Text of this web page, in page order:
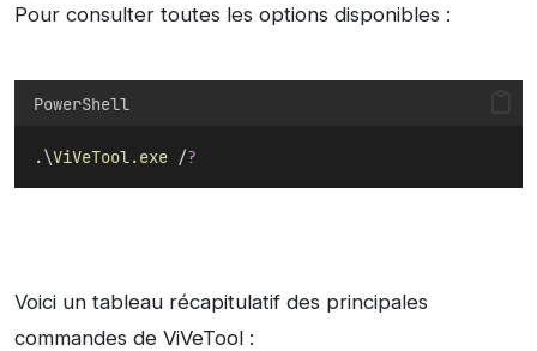
Pour consulter toutes les options disponibles :
PowerShell
.\ViVeTool.exe /?
Voici un tableau récapitulatif des principales
commandes de ViVeTool :